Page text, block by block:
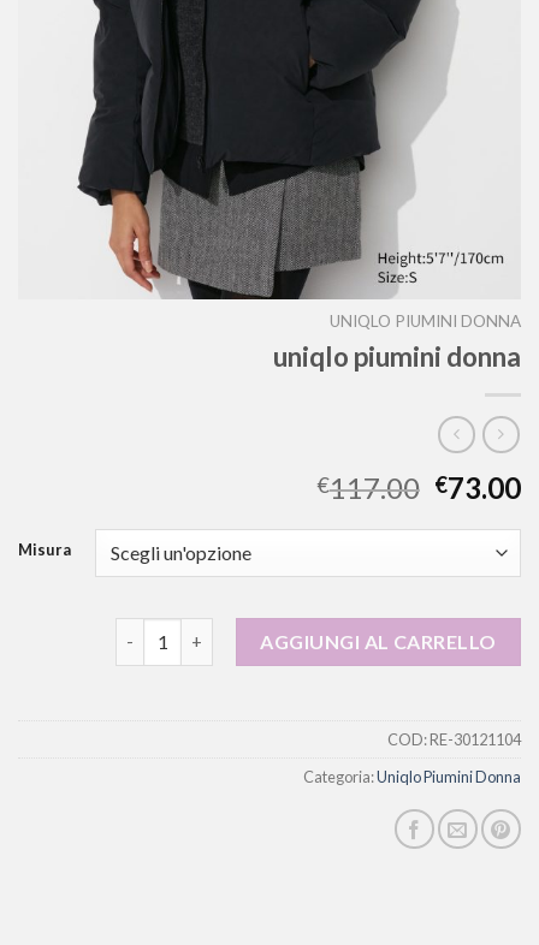
UNIQLO PIUMINI DONNA
uniqlo piumini donna
€117.00 €73.00
Misura
AGGIUNGI AL CARRELLO
COD:RE-30121104
Categoria:Uniqlo Piumini Donna